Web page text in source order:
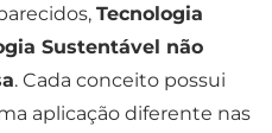
Tecnologia
Sustentável não
. Cada conceito possui
aplicação diferente nas